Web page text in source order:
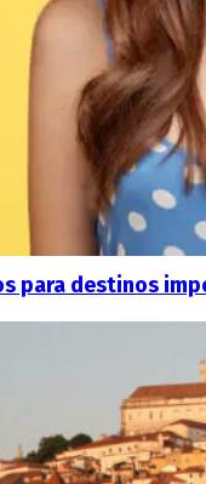
para destinos